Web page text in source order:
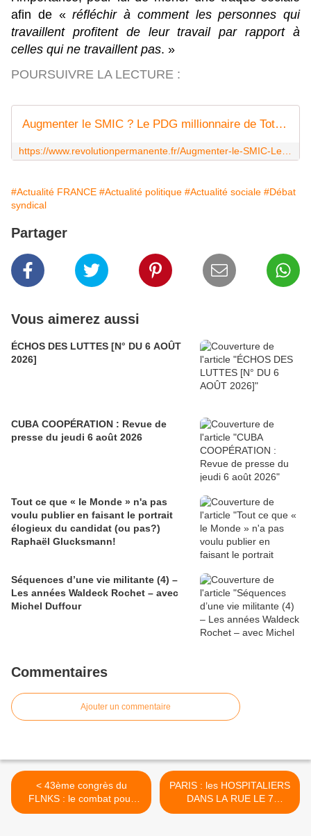
afin de «réfléchir à comment les personnes qui
travaillent profitent de leur travail par rapport à
celles qui ne travaillent pas. »
POURSUIVRE LA LECTURE :
Augmenter le SMIC ? Le PDG millionnaire de Total est contre !
#Actualité FRANCE #Actualité politique #Actualité sociale #Débat
syndical
Partager
Vous aimerez aussi
ÉCHOS DES LUTTES [N° DU 6 AOÛT
2026]
CUBA COOPÉRATION : Revue de
presse du jeudi 6 août 2026
Tout ce que « le Monde » n'a pas
voulu publier en faisant le portrait
élogieux du candidat (ou pas?)
Raphaël Glucksmann!
Séquences d’une vie militante (4) –
Les années Waldeck Rochet – avec
Michel Duffour
Commentaires
Ajouter un commentaire
< 43ème congrès du
FLNKS : le combat pour
l’indépendance nationale
PARIS : les HOSPITALIERS
DANS LA RUE LE 7
SEPTEMBRE pour leurs